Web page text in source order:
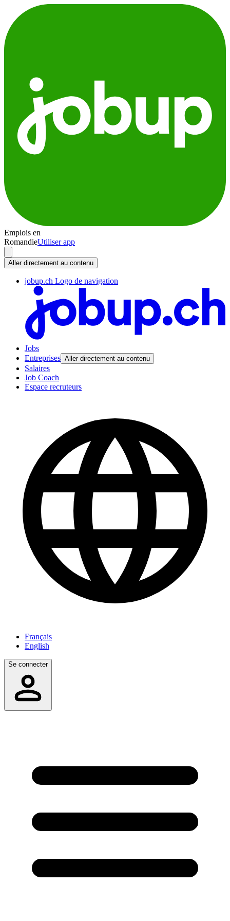
Emplois en
RomandieUtiliser app
Aller directement au contenu
jobup.ch Logo de navigation
Jobs
Entreprises Aller directement au contenu
Salaires
Job Coach
Espace recruteurs
Français
English
Se connecter